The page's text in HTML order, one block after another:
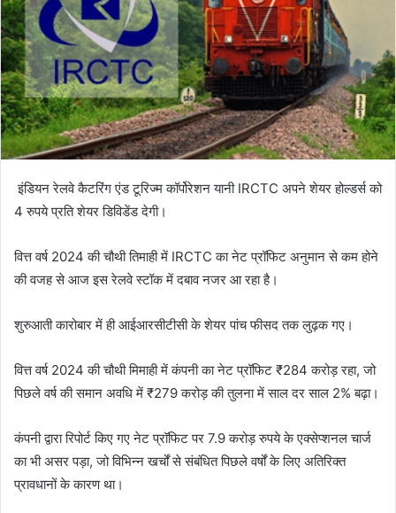
इंडियन रेलवे कैटरिंग एंड टूरिज्म कॉर्पोरेशन यानी IRCTC अपने शेयर होल्डर्स को
4 रुपये प्रति शेयर डिविडेंड देगी।
वित्त वर्ष 2024 की चौथी तिमाही में IRCTC का नेट प्रॉफिट अनुमान से कम होने
की वजह से आज इस रेलवे स्टॉक में दबाव नजर आ रहा है।
शुरुआती कारोबार में ही आईआरसीटीसी के शेयर पांच फीसद तक लुढ़क गए।
वित्त वर्ष 2024 की चौथी मिमाही में कंपनी का नेट प्रॉफिट ₹284 करोड़ रहा, जो
पिछले वर्ष की समान अवधि में ₹279 करोड़ की तुलना में साल दर साल 2% बढ़ा।
कंपनी द्वारा रिपोर्ट किए गए नेट प्रॉफिट पर 7.9 करोड़ रुपये के एक्सेप्शनल चार्ज
का भी असर पड़ा, जो विभिन्न खर्चों से संबंधित पिछले वर्षों के लिए अतिरिक्त
प्रावधानों के कारण था।